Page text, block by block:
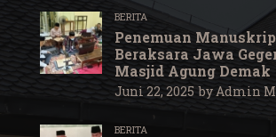
BERITA
Penemuan Manuskrip
Beraksara Jawa
Masjid Agung Demak
Juni 22, 2025 byAdmin
BERITA